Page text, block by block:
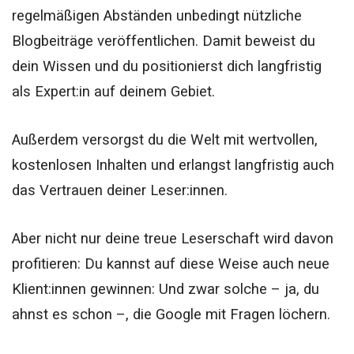
regelmäßigen Abständen unbedingt nützliche
Blogbeiträge veröffentlichen. Damit beweist du
dein Wissen und du positionierst dich langfristig
als Expert:in auf deinem Gebiet.
Außerdem versorgst du die Welt mit wertvollen,
kostenlosen Inhalten und erlangst langfristig auch
das Vertrauen deiner Leser:innen.
Aber nicht nur deine treue Leserschaft wird davon
profitieren: Du kannst auf diese Weise auch neue
Klient:innen gewinnen: Und zwar solche – ja, du
ahnst es schon –, die Google mit Fragen löchern.